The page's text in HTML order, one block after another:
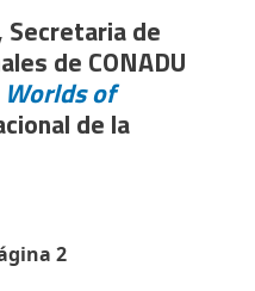
Secretaria de
de CONADU
Worlds of
de la
anterior
2